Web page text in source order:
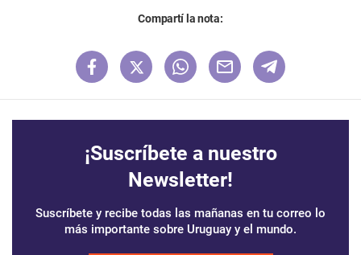
Compartí la nota:
¡Suscríbete a nuestro
Newsletter!
Suscríbete y recibe todas las mañanas en tu correo lo
más importante sobre Uruguay y el mundo.